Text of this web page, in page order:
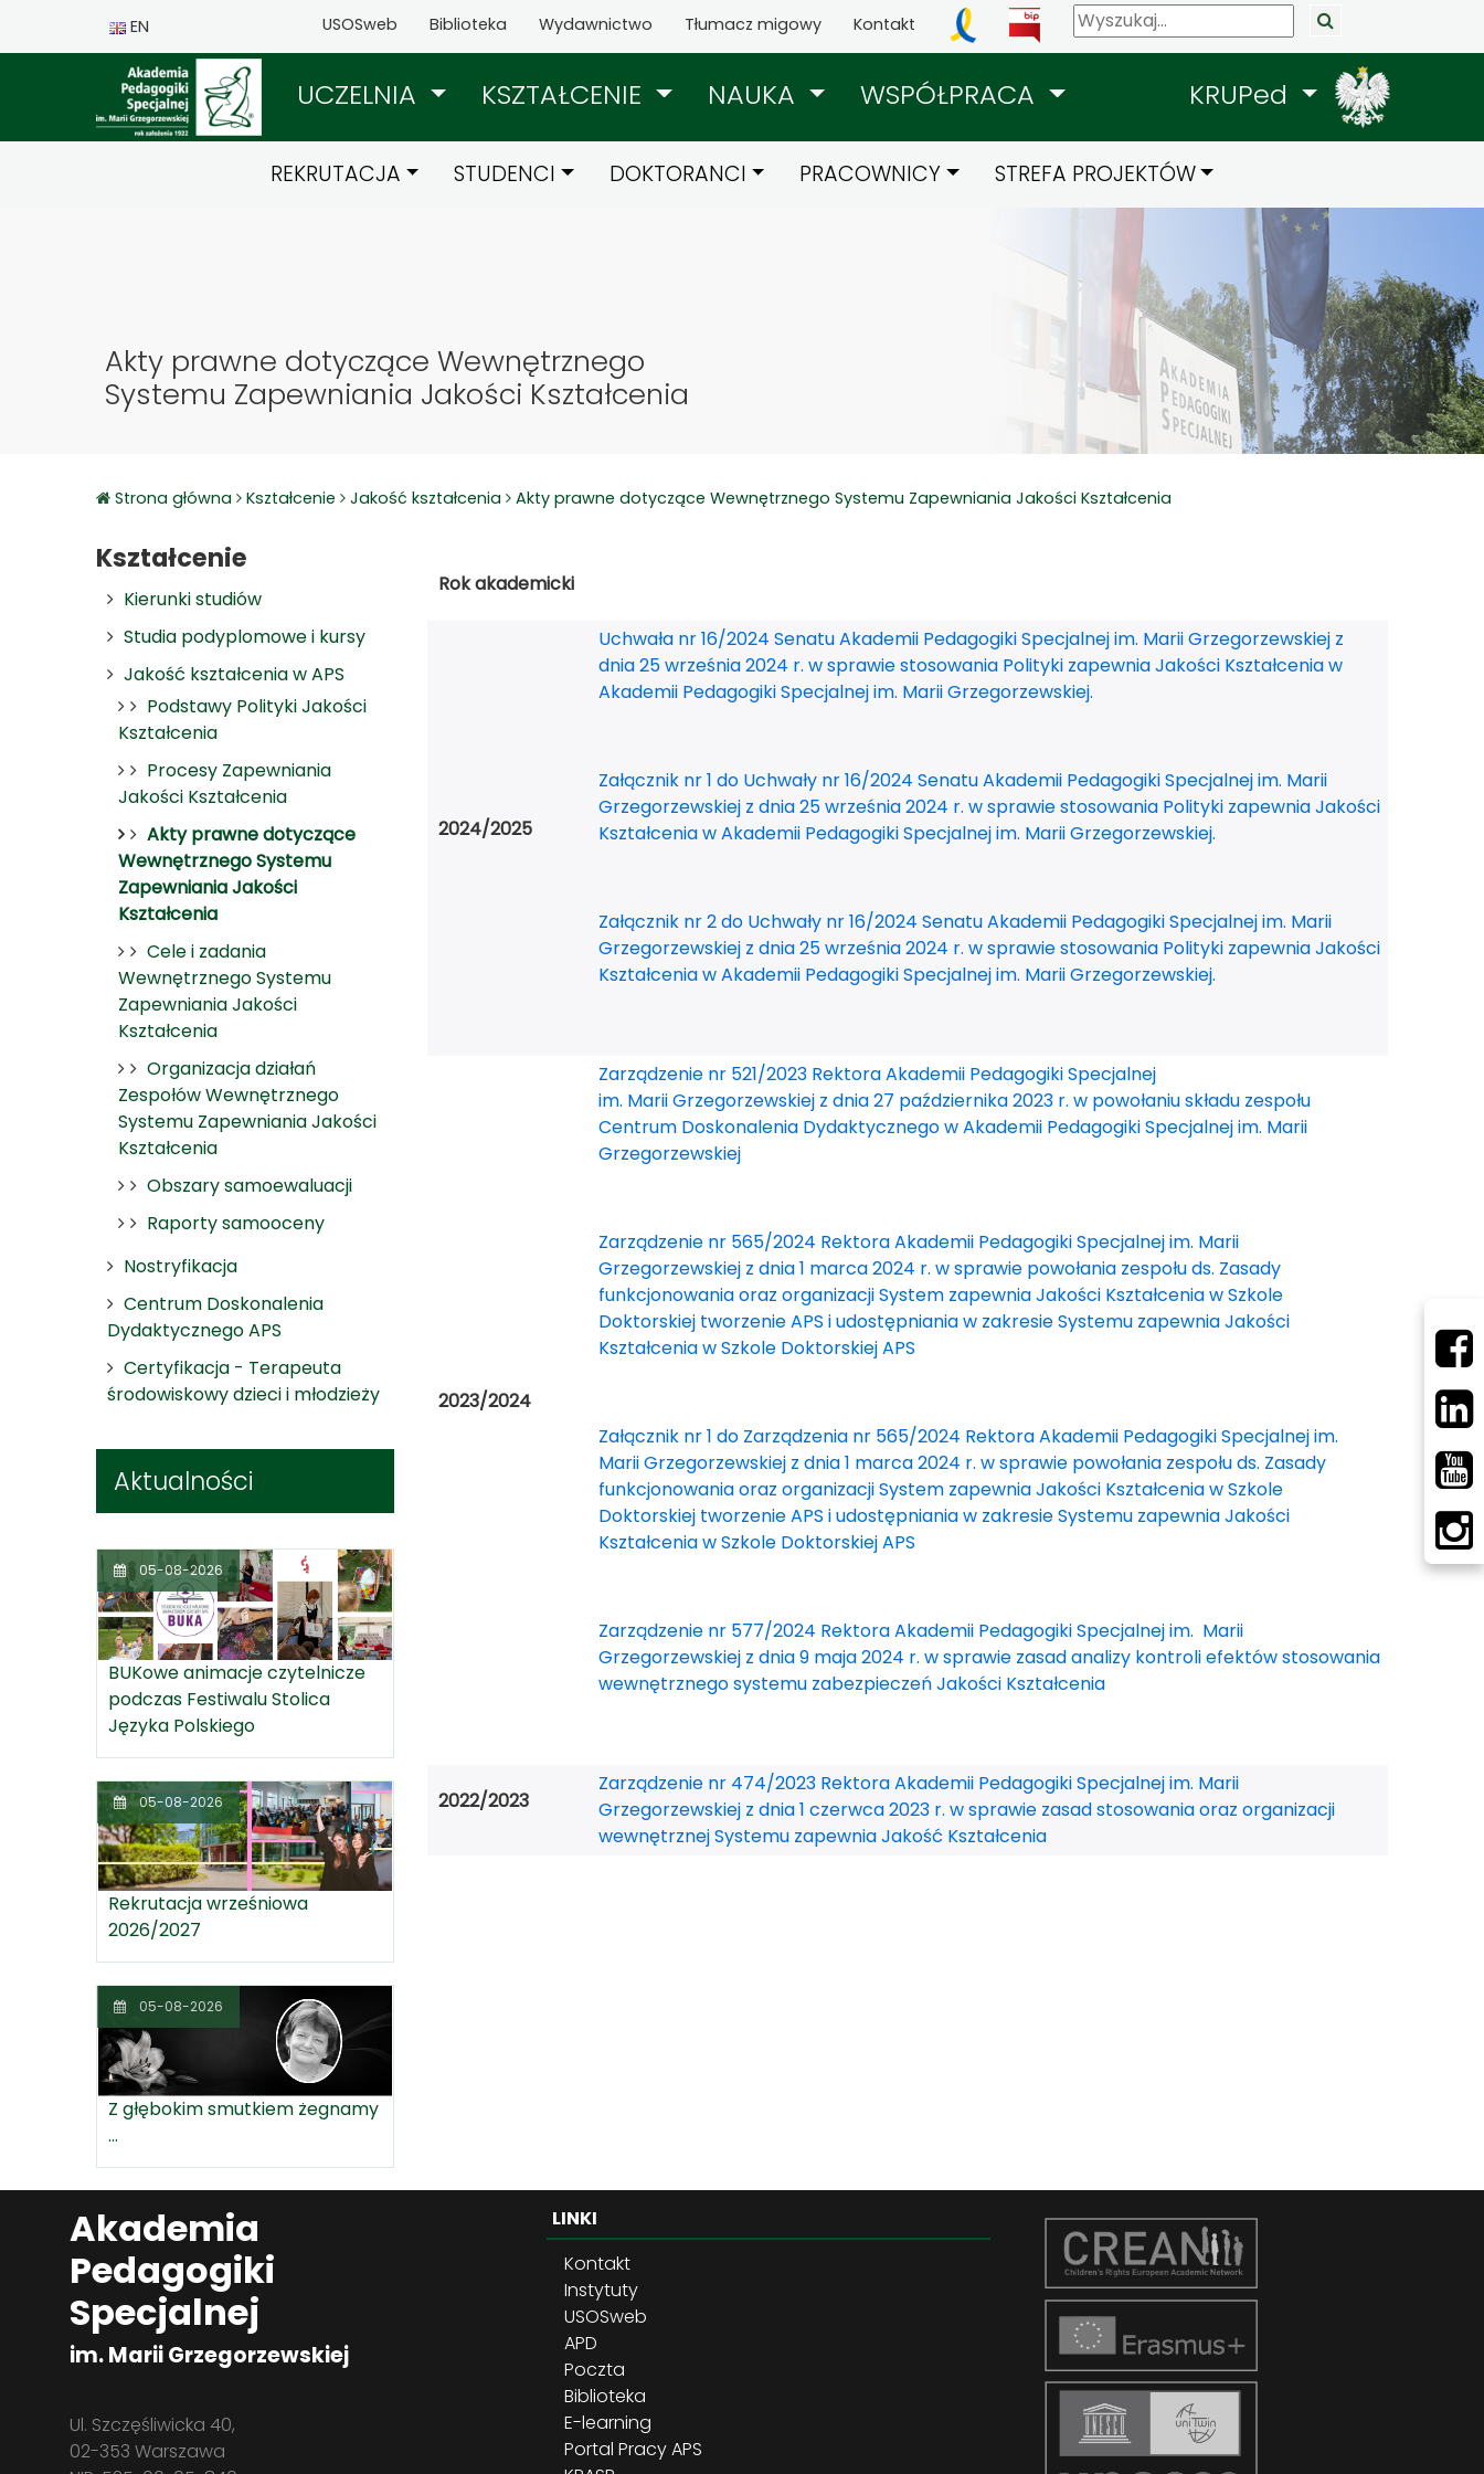
EN USOSweb Biblioteka Wydawnictwo Tłumacz migowy Kontakt
UCZELNIA KSZTAŁCENIE NAUKA WSPÓŁPRACA KRUPed
REKRUTACJA STUDENCI DOKTORANCI PRACOWNICY STREFA PROJEKTÓW
Akty prawne dotyczące Wewnętrznego
Systemu Zapewniania Jakości Kształcenia
Strona główna Kształcenie Jakość kształcenia Akty prawne dotyczące Wewnętrznego Systemu Zapewniania Jakości Kształcenia
Kształcenie
Kierunki studiów
Studia podyplomowe i kursy
Jakość kształcenia w APS
Podstawy Polityki Jakości
Kształcenia
Procesy Zapewniania
Jakości Kształcenia
Akty prawne dotyczące
Wewnętrznego Systemu
Zapewniania Jakości
Kształcenia
Cele i zadania
Wewnętrznego Systemu
Zapewniania Jakości
Kształcenia
Organizacja działań
Zespołów Wewnętrznego
Systemu Zapewniania Jakości
Kształcenia
Obszary samoewaluacji
Raporty samooceny
Nostryfikacja
Centrum Doskonalenia
Dydaktycznego APS
Certyfikacja - Terapeuta
środowiskowy dzieci i młodzieży
Aktualności
05-08-2026
BUKowe animacje czytelnicze
podczas Festiwalu Stolica
Języka Polskiego
05-08-2026
Rekrutacja wrześniowa
2026/2027
05-08-2026
Z głębokim smutkiem żegnamy
...
Rok akademicki
2024/2025
Uchwała nr 16/2024 Senatu Akademii Pedagogiki Specjalnej im. Marii Grzegorzewskiej z
dnia 25 września 2024 r. w sprawie stosowania Polityki zapewnia Jakości Kształcenia w
Akademii Pedagogiki Specjalnej im. Marii Grzegorzewskiej.
Załącznik nr 1 do Uchwały nr 16/2024 Senatu Akademii Pedagogiki Specjalnej im. Marii
Grzegorzewskiej z dnia 25 września 2024 r. w sprawie stosowania Polityki zapewnia Jakości
Kształcenia w Akademii Pedagogiki Specjalnej im. Marii Grzegorzewskiej.
Załącznik nr 2 do Uchwały nr 16/2024 Senatu Akademii Pedagogiki Specjalnej im. Marii
Grzegorzewskiej z dnia 25 września 2024 r. w sprawie stosowania Polityki zapewnia Jakości
Kształcenia w Akademii Pedagogiki Specjalnej im. Marii Grzegorzewskiej.
2023/2024
Zarządzenie nr 521/2023 Rektora Akademii Pedagogiki Specjalnej
im. Marii Grzegorzewskiej z dnia 27 października 2023 r. w powołaniu składu zespołu
Centrum Doskonalenia Dydaktycznego w Akademii Pedagogiki Specjalnej im. Marii
Grzegorzewskiej
Zarządzenie nr 565/2024 Rektora Akademii Pedagogiki Specjalnej im. Marii
Grzegorzewskiej z dnia 1 marca 2024 r. w sprawie powołania zespołu ds. Zasady
funkcjonowania oraz organizacji System zapewnia Jakości Kształcenia w Szkole
Doktorskiej tworzenie APS i udostępniania w zakresie Systemu zapewnia Jakości
Kształcenia w Szkole Doktorskiej APS
Załącznik nr 1 do Zarządzenia nr 565/2024 Rektora Akademii Pedagogiki Specjalnej im.
Marii Grzegorzewskiej z dnia 1 marca 2024 r. w sprawie powołania zespołu ds. Zasady
funkcjonowania oraz organizacji System zapewnia Jakości Kształcenia w Szkole
Doktorskiej tworzenie APS i udostępniania w zakresie Systemu zapewnia Jakości
Kształcenia w Szkole Doktorskiej APS
Zarządzenie nr 577/2024 Rektora Akademii Pedagogiki Specjalnej im. Marii
Grzegorzewskiej z dnia 9 maja 2024 r. w sprawie zasad analizy kontroli efektów stosowania
wewnętrznego systemu zabezpieczeń Jakości Kształcenia
2022/2023
Zarządzenie nr 474/2023 Rektora Akademii Pedagogiki Specjalnej im. Marii
Grzegorzewskiej z dnia 1 czerwca 2023 r. w sprawie zasad stosowania oraz organizacji
wewnętrznej Systemu zapewnia Jakość Kształcenia
Akademia
Pedagogiki
Specjalnej
im. Marii Grzegorzewskiej
Ul. Szczęśliwicka 40,
02-353 Warszawa
LINKI
Kontakt
Instytuty
USOSweb
APD
Poczta
Biblioteka
E-learning
Portal Pracy APS